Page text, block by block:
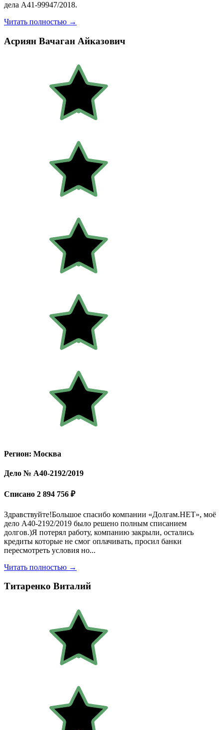
дела А41-99947/2018.
Читать полностью →
Асриян Вачаган Айказович
Регион: Москва
Дело № А40-2192/2019
Списано 2 894 756 ₽
Здравствуйте!Большое спасибо компании «Долгам.НЕТ», моё
дело А40-2192/2019 было решено полным списанием
долгов.)Я потерял работу, компанию закрыли, остались
кредиты которые не смог оплачивать, просил банки
пересмотреть условия но...
Читать полностью →
Титаренко Виталий